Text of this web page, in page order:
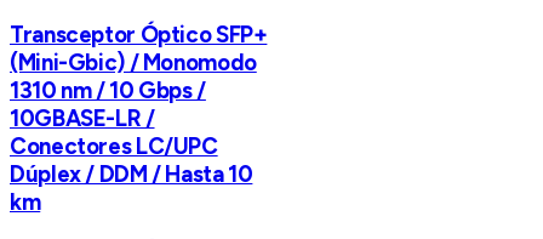
Transceptor Óptico SFP+
(Mini-Gbic) / Monomodo
1310 nm / 10 Gbps /
10GBASE-LR /
Conectores LC/UPC
Dúplex / DDM / Hasta 10
km